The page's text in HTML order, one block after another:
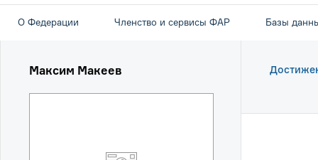
О Федерации Членство и сервисы ФАР Базы
Максим Макеев